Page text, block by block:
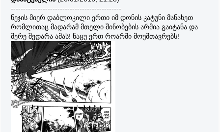
---------------------------------------------
ნეჯის მიერ დაბლოკილი ერთი იმ დონის კატუნი მანახეთ
რომლითაც მადარამ მთელი შინობების არმია გაიტანა და
მერე შედარა ამას! ნაცუ ერთ როარში მოუმთავრებს!